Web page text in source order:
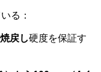
る：
戻し硬度を保証す